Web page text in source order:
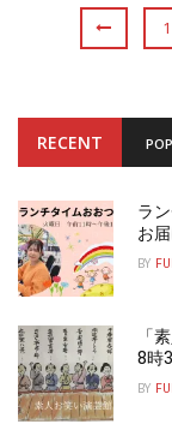
1
RECENT
ラ
お
BY
「
8時
BY